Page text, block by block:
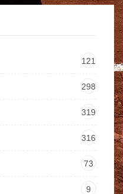
121
298
319
316
73
9